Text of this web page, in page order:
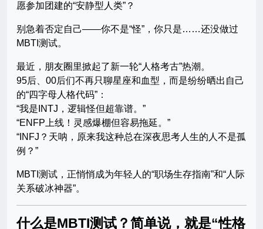
愿参加团建的“安静型人类”？
别急着否定自己——你不是“怪”，你只是……还没做过
MBTI测试。
最近，朋友圈里掀起了新一轮“人格考古”热潮。
95后、00后们不再只聊星座和血型，而是纷纷晒出自己
的“四字母人格代码”：
“我是INTJ，逻辑怪但超靠谱。”
“ENFP上线！灵感爆棚但容易拖延。”
“INFJ？天呐，原来我这种总在深夜思考人生的人不是孤
例？”
MBTI测试，正悄悄成为年轻人的“职场生存指南”和“人际
关系破冰神器”。
什么是MBTI测试？简单说，就是“性格